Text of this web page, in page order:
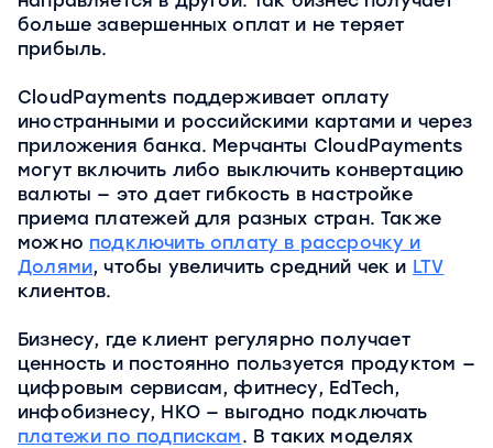
больше завершенных оплат и не теряет
прибыль.
CloudPayments поддерживает оплату
иностранными и российскими картами и через
приложения банка. Мерчанты CloudPayments
могут включить либо выключить конвертацию
валюты — это дает гибкость в настройке
приема платежей для разных стран. Также
можно подключить оплату в рассрочку и
Долями, чтобы увеличить средний чек и LTV
клиентов.
Бизнесу, где клиент регулярно получает
ценность и постоянно пользуется продуктом —
цифровым сервисам, фитнесу, EdTech,
инфобизнесу, НКО — выгодно подключать
платежи по подпискам. В таких моделях